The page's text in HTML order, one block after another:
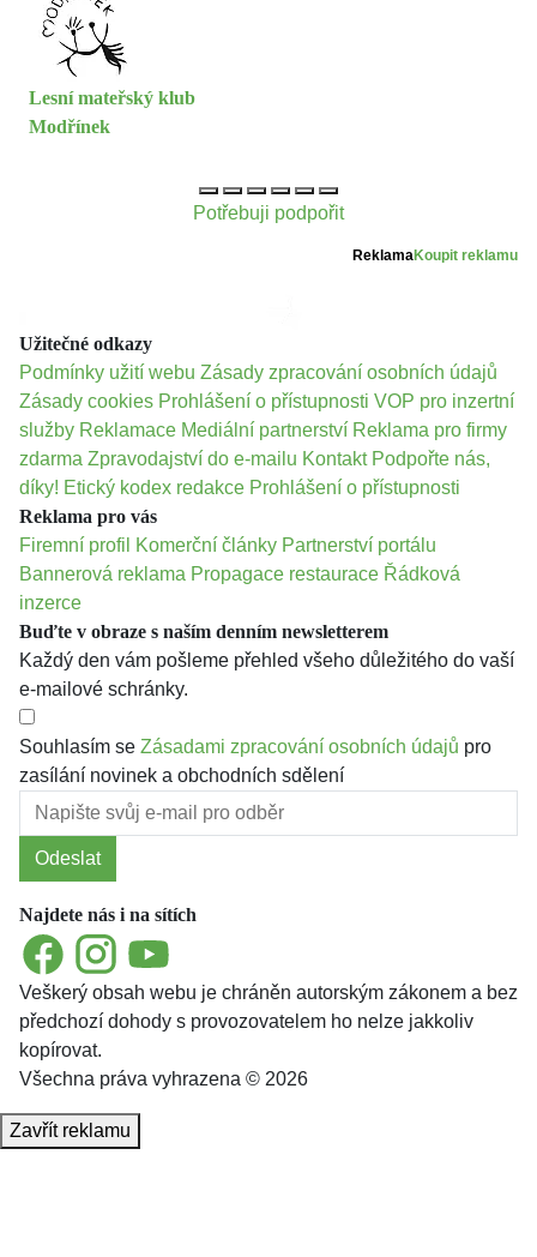
Lesní mateřský klub
Modřínek
Potřebuji podpořit
ReklamaKoupit reklamu
Užitečné odkazy
Podmínky užití webu Zásady zpracování osobních údajů
Zásady cookies Prohlášení o přístupnosti VOP pro inzertní
služby Reklamace Mediální partnerství Reklama pro firmy
zdarma Zpravodajství do e-mailu Kontakt Podpořte nás,
díky! Etický kodex redakce Prohlášení o přístupnosti
Reklama pro vás
Firemní profil
Komerční články Partnerství portálu
Bannerová reklama Propagace restaurace Řádková
inzerce
Buďte v obraze s naším denním newsletterem
Každý den vám pošleme přehled všeho důležitého do vaší
e-mailové schránky.
Souhlasím se Zásadami zpracování osobních údajů pro
zasílání novinek a obchodních sdělení
Odeslat
Najdete nás i na sítích
FacebookInstagramYouTube
Veškerý obsah webu je chráněn autorským zákonem a bez
předchozí dohody s provozovatelem ho nelze jakkoliv
kopírovat.
Všechna práva vyhrazena © 2026
Zavřít reklamu